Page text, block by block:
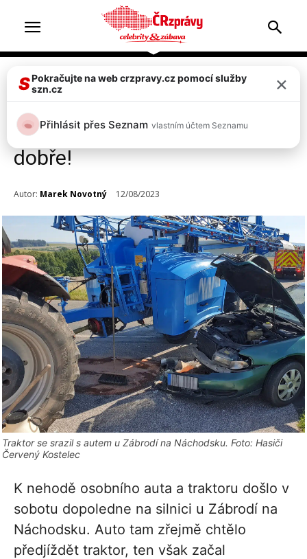
Doprava & nehody
Řidič chtěl předjet traktor v
křižovatce, nedopadlo to
dobře!
Autor: Marek Novotný 12/08/2023
Traktor se srazil s autem u Zábrodí na Náchodsku. Foto: Hasiči
Červený Kostelec
K nehodě osobního auta a traktoru došlo v
sobotu dopoledne na silnici u Zábrodí na
Náchodsku. Auto tam zřejmě chtělo
předjíždět traktor, ten však začal
SPokračujte na web crzpravy.cz pomocí služby
szn.cz
×
Přihlásit přes Seznam vlastním účtem Seznamu